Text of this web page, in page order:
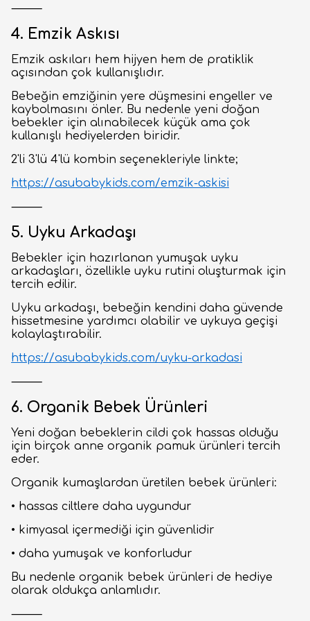
⸻
4. Emzik Askısı
Emzik askıları hem hijyen hem de pratiklik
açısından çok kullanışlıdır.
Bebeğin emziğinin yere düşmesini engeller ve
kaybolmasını önler. Bu nedenle yeni doğan
bebekler için alınabilecek küçük ama çok
kullanışlı hediyelerden biridir.
2'li 3'lü 4'lü kombin seçenekleriyle linkte;
https://asubabykids.com/emzik-askisi
⸻
5. Uyku Arkadaşı
Bebekler için hazırlanan yumuşak uyku
arkadaşları, özellikle uyku rutini oluşturmak için
tercih edilir.
Uyku arkadaşı, bebeğin kendini daha güvende
hissetmesine yardımcı olabilir ve uykuya geçişi
kolaylaştırabilir.
https://asubabykids.com/uyku-arkadasi
⸻
6. Organik Bebek Ürünleri
Yeni doğan bebeklerin cildi çok hassas olduğu
için birçok anne organik pamuk ürünleri tercih
eder.
Organik kumaşlardan üretilen bebek ürünleri:
• hassas ciltlere daha uygundur
• kimyasal içermediği için güvenlidir
• daha yumuşak ve konforludur
Bu nedenle organik bebek ürünleri de hediye
olarak oldukça anlamlıdır.
⸻